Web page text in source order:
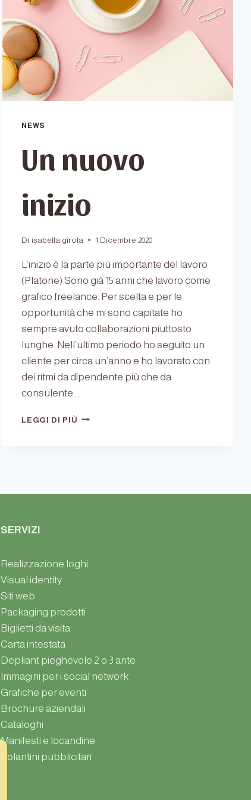
NEWS
Un nuovo
inizio
Di isabella girola 1 Dicembre 2020
L’inizio è la parte più importante del lavoro
(Platone) Sono già 15 anni che lavoro come
grafico freelance. Per scelta e per le
opportunità che mi sono capitate ho
sempre avuto collaborazioni piuttosto
lunghe. Nell’ultimo periodo ho seguito un
cliente per circa un’anno e ho lavorato con
dei ritmi da dipendente più che da
consulente….
LEGGI DI PIÙ UN
SERVIZI
Realizzazione loghi
Visual identity
Siti web
Packaging prodotti
Biglietti da visita
Carta intestata
Depliant pieghevole 2 o 3 ante
Immagini per i social network
Grafiche per eventi
Brochure aziendali
Cataloghi
Manifesti e locandine
Volantini pubblicitari